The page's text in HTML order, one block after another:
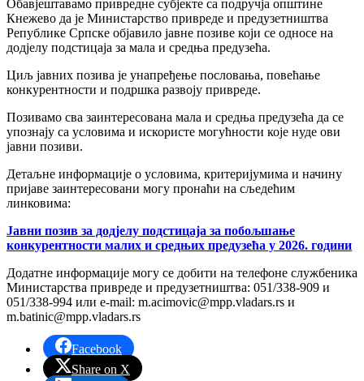
Обавјештавамо привредне субјекте са подручја општине
Кнежево да је Министарство привреде и предузетништва
Републике Српске објавило јавне позиве који се односе на
додјелу подстицаја за мала и средња предузећа.
Циљ јавних позива је унапређење пословања, повећање
конкурентности и подршка развоју привреде.
Позивамо сва заинтересована мала и средња предузећа да се
упознају са условима и искористе могућности које нуде ови
јавни позиви.
Детаљне информације о условима, критеријумима и начину
пријаве заинтересовани могу пронаћи на сљедећим
линковима:
Јавни позив за додјелу подстицаја за побољшање
конкурентности малих и средњих предузећа у 2026. години
Додатне информације могу се добити на телефоне службеника
Министарства привреде и предузетништва: 051/338-909 и
051/338-994 или e-mail: m.acimovic@mpp.vladars.rs и
m.batinic@mpp.vladars.rs
Facebook
Share on X